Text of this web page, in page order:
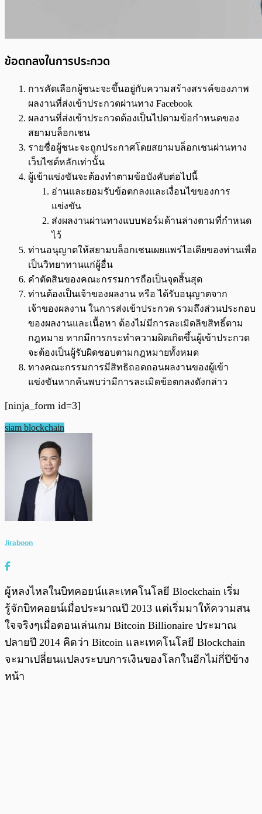
ข้อตกลงในการประกวด
การคัดเลือกผู้ชนะจะขึ้นอยู่กับความสร้างสรรค์ของภาพ
ผลงานที่ส่งเข้าประกวดผ่านทาง Facebook
ผลงานที่ส่งเข้าประกวดต้องเป็นไปตามข้อกำหนดของ
สยามบล็อกเชน
รายชื่อผู้ชนะจะถูกประกาศโดยสยามบล็อกเชนผ่านทาง
เว็บไซต์หลักเท่านั้น
ผู้เข้าแข่งขันจะต้องทำตามข้อบังคับต่อไปนี้
อ่านและยอมรับข้อตกลงและเงื่อนไขของการ
แข่งขัน
ส่งผลงานผ่านทางแบบฟอร์มด้านล่างตามที่กำหนด
ไว้
ท่านอนุญาตให้สยามบล็อกเชนเผยแพร่ไอเดียของท่านเพื่อ
เป็นวิทยาทานแก่ผู้อื่น
คำตัดสินของคณะกรรมการถือเป็นจุดสิ้นสุด
ท่านต้องเป็นเจ้าของผลงาน หรือ ได้รับอนุญาตจาก
เจ้าของผลงาน ในการส่งเข้าประกวด รวมถึงส่วนประกอบ
ของผลงานและเนื้อหา ต้องไม่มีการละเมิดลิขสิทธิ์ตาม
กฎหมาย หากมีการกระทำความผิดเกิดขึ้นผู้เข้าประกวด
จะต้องเป็นผู้รับผิดชอบตามกฎหมายทั้งหมด
ทางคณะกรรมการมีสิทธิถอดถอนผลงานของผู้เข้า
แข่งขันหากค้นพบว่ามีการละเมิดข้อตกลงดังกล่าว
[ninja_form id=3]
siam blockchain
Jiraboon
ผู้หลงไหลในบิทคอยน์และเทคโนโลยี Blockchain เริ่ม
รู้จักบิทคอยน์เมื่อประมาณปี 2013 แต่เริ่มมาให้ความสน
ใจจริงๆเมื่อตอนเล่นเกม Bitcoin Billionaire ประมาณ
ปลายปี 2014 คิดว่า Bitcoin และเทคโนโลยี Blockchain
จะมาเปลี่ยนแปลงระบบการเงินของโลกในอีกไม่กี่ปีข้าง
หน้า